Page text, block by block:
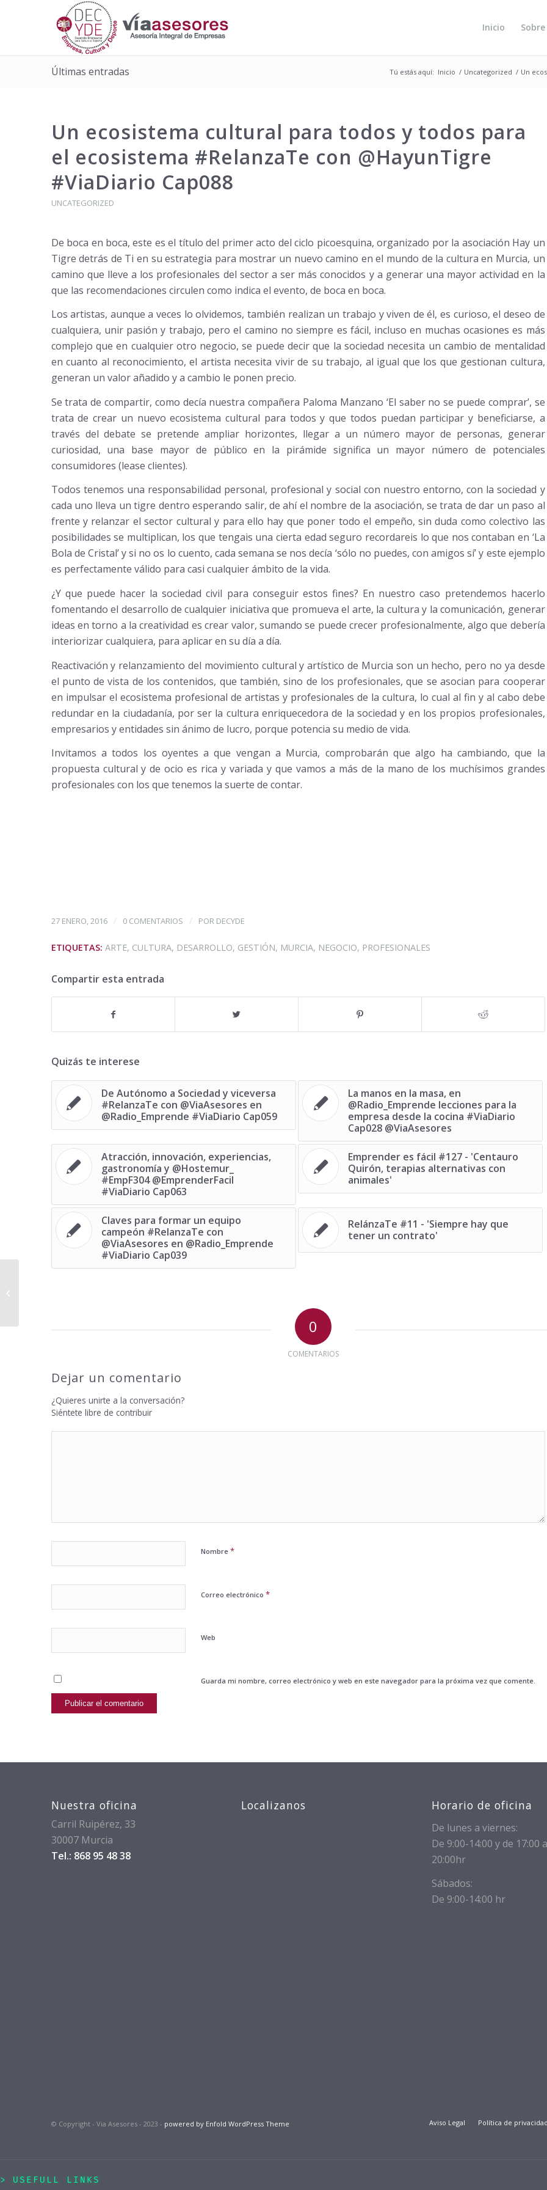
Inicio
Últimas entradas Tú estás aquí: Inicio / Uncategorized / Un
Un ecosistema cultural para todos y todos para
el ecosistema #RelanzaTe con @HayunTigre
#ViaDiario Cap088
UNCATEGORIZED
De boca en boca, este es el título del primer acto del ciclo picoesquina, organizado por la asociación Hay un
Tigre detrás de Ti en su estrategia para mostrar un nuevo camino en el mundo de la cultura en Murcia, un
camino que lleve a los profesionales del sector a ser más conocidos y a generar una mayor actividad en la
que las recomendaciones circulen como indica el evento, de boca en boca.
Los artistas, aunque a veces lo olvidemos, también realizan un trabajo y viven de él, es curioso, el deseo de
cualquiera, unir pasión y trabajo, pero el camino no siempre es fácil, incluso en muchas ocasiones es más
complejo que en cualquier otro negocio, se puede decir que la sociedad necesita un cambio de mentalidad
en cuanto al reconocimiento, el artista necesita vivir de su trabajo, al igual que los que gestionan cultura,
generan un valor añadido y a cambio le ponen precio.
Se trata de compartir, como decía nuestra compañera Paloma Manzano ‘El saber no se puede comprar’, se
trata de crear un nuevo ecosistema cultural para todos y que todos puedan participar y beneficiarse, a
través del debate se pretende ampliar horizontes, llegar a un número mayor de personas, generar
curiosidad, una base mayor de público en la pirámide significa un mayor número de potenciales
consumidores (lease clientes).
Todos tenemos una responsabilidad personal, profesional y social con nuestro entorno, con la sociedad y
cada uno lleva un tigre dentro esperando salir, de ahí el nombre de la asociación, se trata de dar un paso al
frente y relanzar el sector cultural y para ello hay que poner todo el empeño, sin duda como colectivo las
posibilidades se multiplican, los que tengais una cierta edad seguro recordareis lo que nos contaban en ‘La
Bola de Cristal’ y si no os lo cuento, cada semana se nos decía ‘sólo no puedes, con amigos sí’ y este ejemplo
es perfectamente válido para casi cualquier ámbito de la vida.
¿Y que puede hacer la sociedad civil para conseguir estos fines? En nuestro caso pretendemos hacerlo
fomentando el desarrollo de cualquier iniciativa que promueva el arte, la cultura y la comunicación, generar
ideas en torno a la creatividad es crear valor, sumando se puede crecer profesionalmente, algo que debería
interiorizar cualquiera, para aplicar en su día a día.
Reactivación y relanzamiento del movimiento cultural y artístico de Murcia son un hecho, pero no ya desde
el punto de vista de los contenidos, que también, sino de los profesionales, que se asocian para cooperar
en impulsar el ecosistema profesional de artistas y profesionales de la cultura, lo cual al fin y al cabo debe
redundar en la ciudadanía, por ser la cultura enriquecedora de la sociedad y en los propios profesionales,
empresarios y entidades sin ánimo de lucro, porque potencia su medio de vida.
Invitamos a todos los oyentes a que vengan a Murcia, comprobarán que algo ha cambiando, que la
propuesta cultural y de ocio es rica y variada y que vamos a más de la mano de los muchísimos grandes
profesionales con los que tenemos la suerte de contar.
27 ENERO, 2016 / 0 COMENTARIOS / POR DECYDE
ETIQUETAS: ARTE, CULTURA, DESARROLLO, GESTIÓN, MURCIA, NEGOCIO, PROFESIONALES
Compartir esta entrada
Quizás te interese
De Autónomo a Sociedad y viceversa
#RelanzaTe con @ViaAsesores en
@Radio_Emprende #ViaDiario Cap059
La manos en la masa, en
@Radio_Emprende lecciones para la
empresa desde la cocina #ViaDiario
Cap028 @ViaAsesores
Atracción, innovación, experiencias,
gastronomía y @Hostemur_
#EmpF304 @EmprenderFacil
#ViaDiario Cap063
Emprender es fácil #127 - 'Centauro
Quirón, terapias alternativas con
animales'
Claves para formar un equipo
campeón #RelanzaTe con
@ViaAsesores en @Radio_Emprende
#ViaDiario Cap039
RelánzaTe #11 - 'Siempre hay que
tener un contrato'
0
COMENTARIOS
Dejar un comentario
¿Quieres unirte a la conversación?
Siéntete libre de contribuir
Nombre *
Correo electrónico *
Web
Guarda mi nombre, correo electrónico y web en este navegador para la próxima vez que comente.
Nuestra oficina
Carril Ruipérez, 33
30007 Murcia
Tel.: 868 95 48 38
Localizanos Horario de oficina
De lunes a viernes:
De 9:00-14:00 y de 17:00 a
20:00hr
Sábados:
De 9:00-14:00 hr
© Copyright - Via Asesores - 2023 - powered by Enfold WordPress Theme Aviso Legal Política de privacidad
USEFULL LINKS